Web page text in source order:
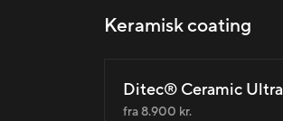
Keramisk coating
Ditec® Ceramic Ultra
fra 8.900 kr.